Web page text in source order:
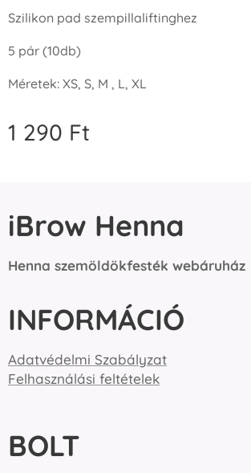
Szilikon pad szempillaliftinghez
5 pár (10db)
Méretek: XS, S, M , L, XL
1 290 Ft
iBrow Henna
Henna szemöldökfesték webáruház
INFORMÁCIÓ
Adatvédelmi Szabályzat
Felhasználási feltételek
BOLT